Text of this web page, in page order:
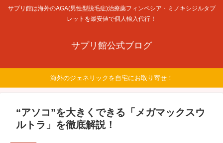
サプリ館は海外のAGA(男性型脱毛症)治療薬フィンペシア・ミノキシジルタブ
レットを最安値で個人輸入代行！
サプリ館公式ブログ
海外のジェネリックを自宅にお取り寄せ！
“アソコ”を大きくできる「メガマックスウ
ルトラ」を徹底解説！